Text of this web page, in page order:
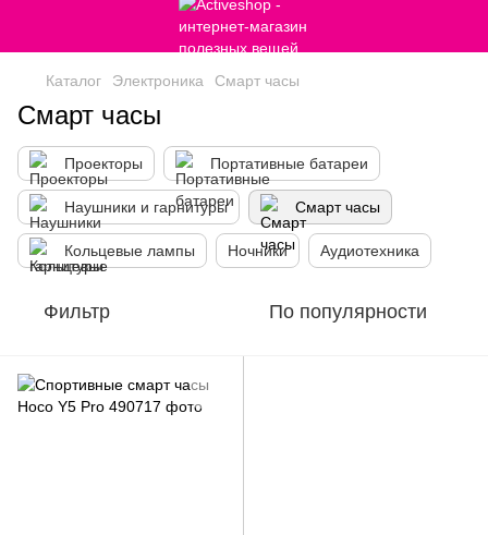
Каталог Электроника Смарт часы
Смарт часы
Проекторы Портативные батареи
Наушники и гарнитуры Смарт часы
Кольцевые лампы Ночники Аудиотехника
Фильтр По популярности